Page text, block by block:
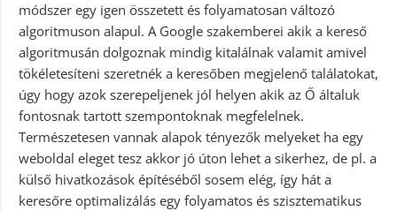
módszer egy igen összetett és folyamatosan változó
algoritmuson alapul. A Google szakemberei akik a kereső
algoritmusán dolgoznak mindig kitalálnak valamit amivel
tökéletesíteni szeretnék a keresőben megjelenő találatokat,
úgy hogy azok szerepeljenek jól helyen akik az Ő általuk
fontosnak tartott szempontoknak megfelelnek.
Természetesen vannak alapok tényezők melyeket ha egy
weboldal eleget tesz akkor jó úton lehet a sikerhez, de pl. a
külső hivatkozások építéséből sosem elég, így hát a
keresőre optimalizálás egy folyamatos és szisztematikus